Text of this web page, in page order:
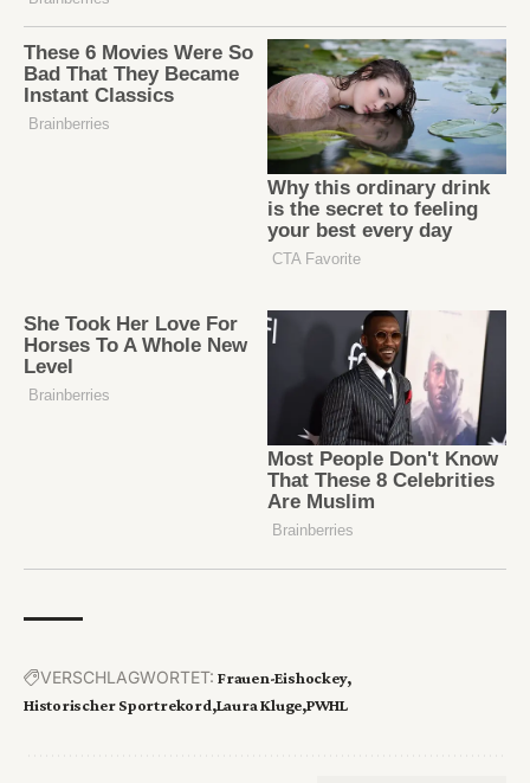
VERSCHLAGWORTET: Frauen-Eishockey
Historischer Sportrekord Laura Kluge PWHL